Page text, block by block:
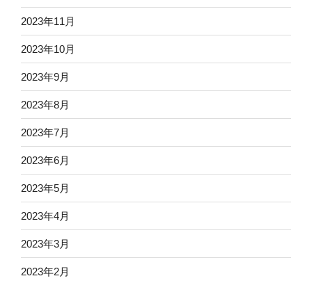
2023年11月
2023年10月
2023年9月
2023年8月
2023年7月
2023年6月
2023年5月
2023年4月
2023年3月
2023年2月